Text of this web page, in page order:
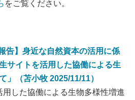
をご覧ください。
告】身近な自然資本の活用に係
サイトを活用した協働による生
」（苫小牧 2025/11/11）
した協働による生物多様性増進